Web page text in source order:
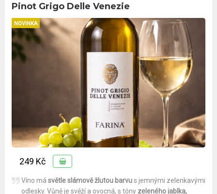
Pinot Grigo Delle Venezie
NOVINKA
249 Kč
Víno má světle slámově žlutou barvus jemnými zelenkavými
odlesky. Vůně je svěží a ovocná, s tóny zeleného jablka,